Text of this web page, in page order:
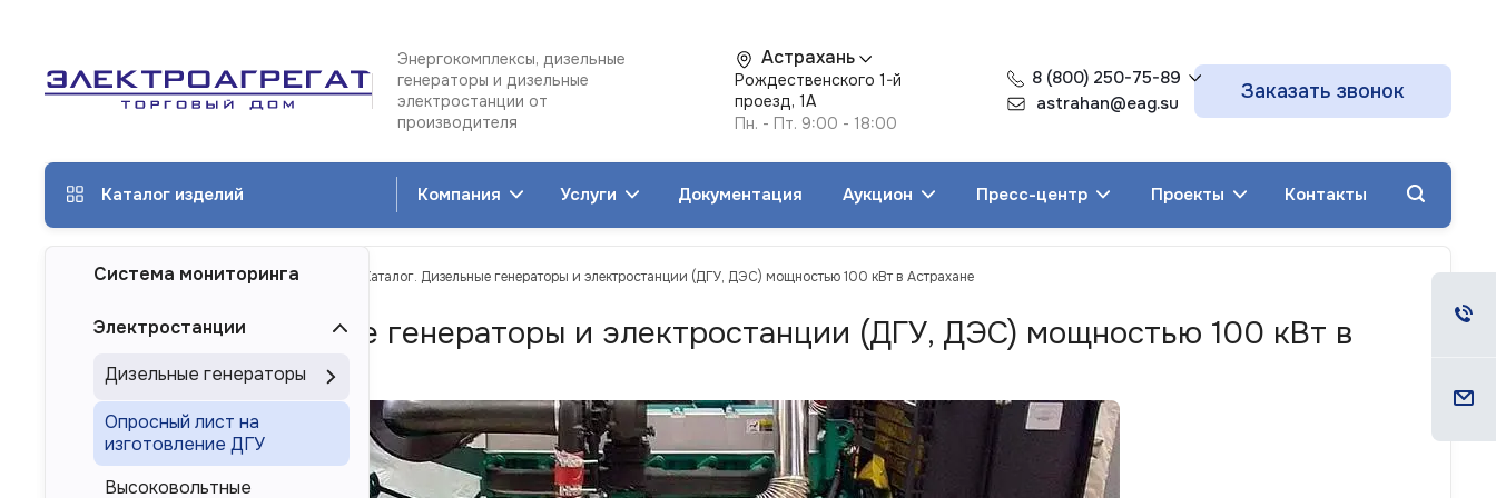
Энергокомплексы, дизельные
генераторы и дизельные
электростанции от
производителя
Астрахань
Рождественского 1-й
проезд, 1А
Пн. - Пт. 9:00 - 18:00
8 (800) 250-75-89
astrahan@eag.su
Заказать звонок
Каталог изделий Компания Услуги Документация Аукцион Пресс-центр Проекты Контакты
ТД Электроагрегат Каталог изделий Каталог. Дизельные генераторы и электростанции (ДГУ, ДЭС) мощностью 100 кВт в Астрахане
Каталог. Дизельные генераторы и электростанции (ДГУ, ДЭС) мощностью 100 кВт в
Астрахане
Система мониторинга
Электростанции
Дизельные генераторы
Опросный лист на
изготовление ДГУ
Высоковольтные